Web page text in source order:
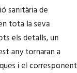
sanitària de
tota la seva
els detalls, un
any tornaran a
i el corresponent